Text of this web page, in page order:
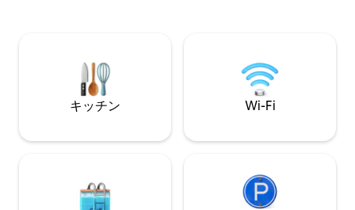
意されています
キッチン Wi-Fi